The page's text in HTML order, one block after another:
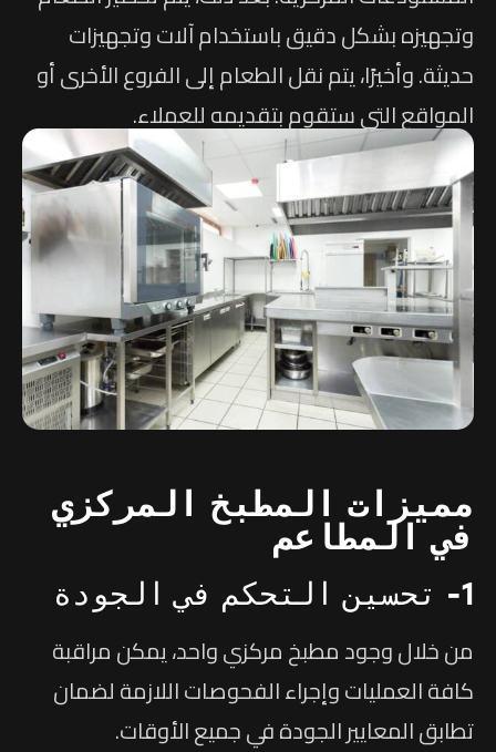
وتجهيزه بشكل دقيق باستخدام آلات وتجهيزات
حديثة. وأخيرًا، يتم نقل الطعام إلى الفروع الأخرى أو
المواقع التي ستقوم بتقديمه للعملاء.
مميزات المطبخ المركزي
في المطاعم
1- تحسين التحكم في الجودة
من خلال وجود مطبخ مركزي واحد، يمكن مراقبة
كافة العمليات وإجراء الفحوصات اللازمة لضمان
تطابق المعايير الجودة في جميع الأوقات.